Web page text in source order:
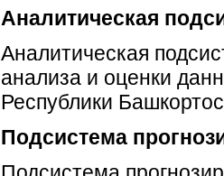
Аналитическая
Аналитическая
анализа и оценки
Республики
Подсистема